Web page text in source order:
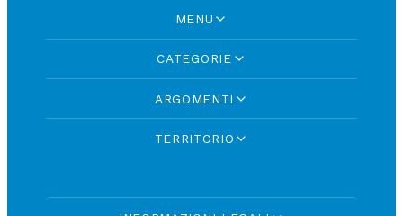
MENU
CATEGORIE
ARGOMENTI
TERRITORIO